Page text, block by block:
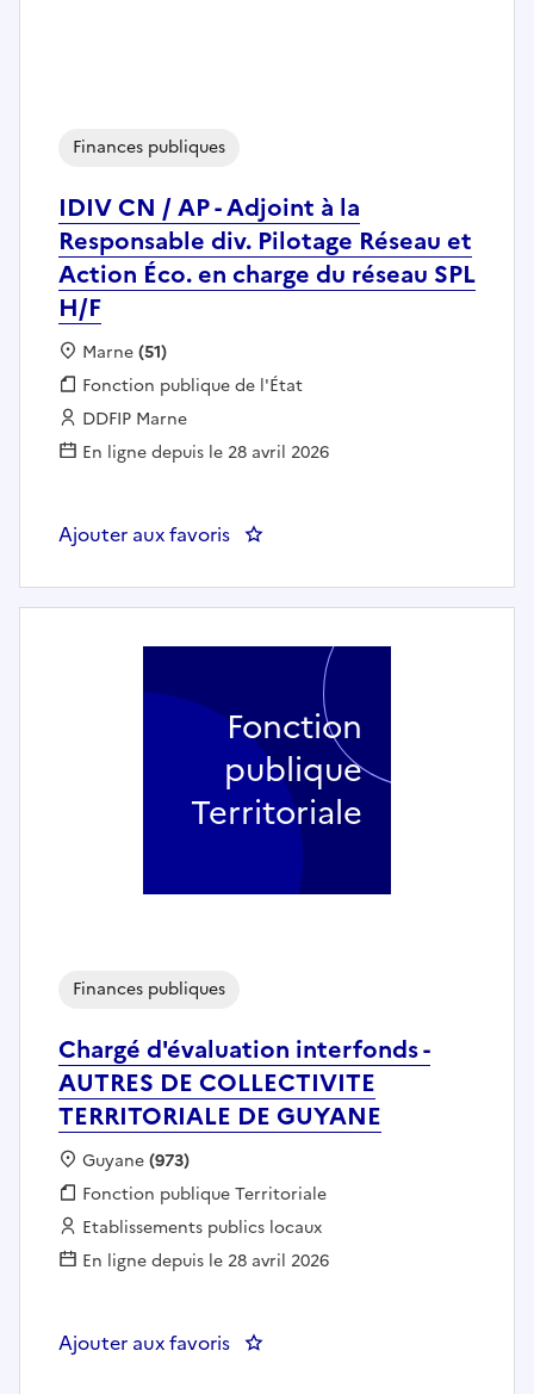
IDIV CN / AP - Adjoint à la
Responsable div. Pilotage Réseau et
Action Éco. en charge du réseau SPL
H/F
Finances publiques
Localisation :
Marne(51)
Fonction publique :
Fonction publique de l'État
Employeur :
DDFIP Marne
En ligne depuis le 28 avril 2026
Ajouter aux favoris : IDIV CN / AP - Adjoint à la
Chargé d'évaluation interfonds -
AUTRES DE COLLECTIVITE
TERRITORIALE DE GUYANE
Finances publiques
Localisation :
Guyane(973)
Fonction publique :
Fonction publique Territoriale
Employeur :
Etablissements publics locaux
En ligne depuis le 28 avril 2026
Ajouter aux favoris : Chargé d'évaluation interfonds
Fonction
publique
Territoriale